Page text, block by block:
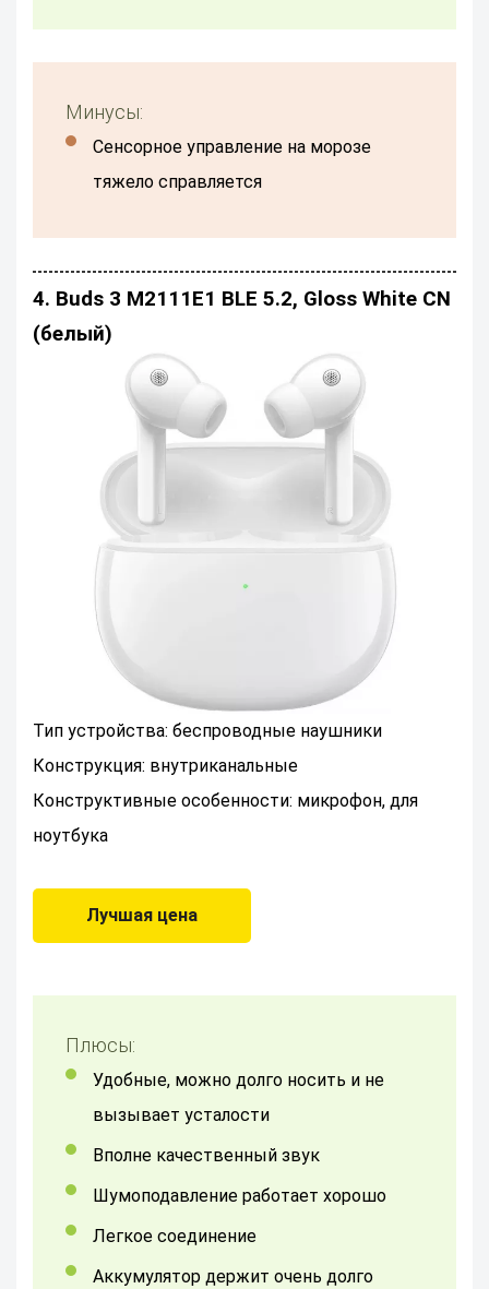
Минусы:
сенсорное управление на морозе
тяжело справляется
4. Buds 3 M2111E1 BLE 5.2, Gloss White CN
(белый)
Тип устройства: беспроводные наушники
Конструкция: внутриканальные
Конструктивные особенности: микрофон, для
ноутбука
Лучшая цена
Плюсы:
Удобные, можно долго носить и не
вызывает усталости
вполне качественный звук
шумоподавление работает хорошо
легкое соединение
аккумулятор держит очень долго